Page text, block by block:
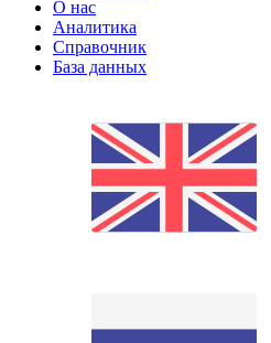
О нас
Аналитика
Справочник
База данных